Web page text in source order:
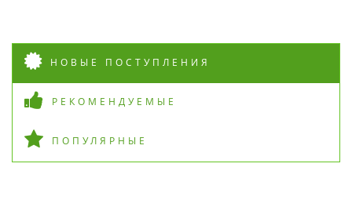
НОВЫЕ ПОСТУПЛЕНИЯ
РЕКОМЕНДУЕМЫЕ
ПОПУЛЯРНЫЕ